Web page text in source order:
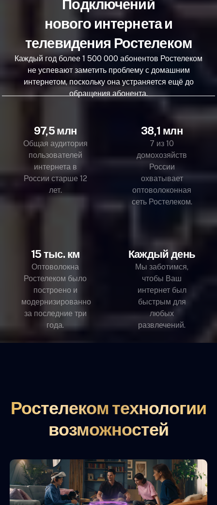
Подключений
нового интернета и
телевидения Ростелеком
Каждый год более 1 500 000 абонентов Ростелеком
не успевают заметить проблему с домашним
интернетом, поскольку она устраняется ещё до
обращения абонента.
97,5 млн
Общая аудитория
пользователей
интернета в
России старше 12
лет.
38,1 млн
7 из 10
домохозяйств
России
охватывает
оптоволоконная
сеть Ростелеком.
15 тыс. км
Оптоволокна
Ростелеком было
построено и
модернизированно
за последние три
года.
Каждый день
Мы заботимся,
чтобы Ваш
интернет был
быстрым для
любых
развлечений.
Ростелеком технологии
возможностей